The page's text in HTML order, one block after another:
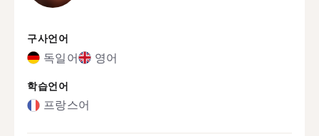
구사언어
독일어 영어
학습언어
프랑스어